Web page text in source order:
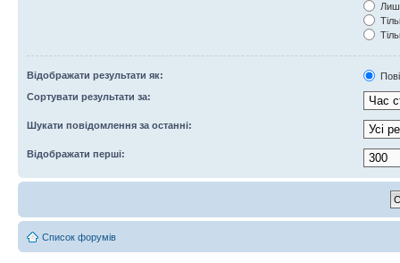
Відображати результати як:
Сортувати результати за:
Шукати повідомлення за останні:
Відображати перші:
Список форумів